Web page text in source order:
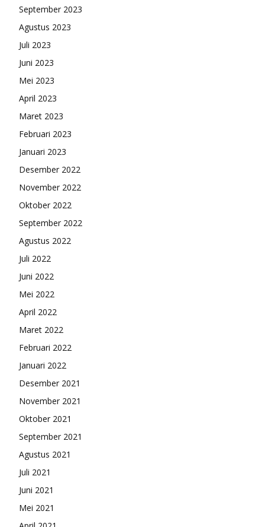
September 2023
Agustus 2023
Juli 2023
Juni 2023
Mei 2023
April 2023
Maret 2023
Februari 2023
Januari 2023
Desember 2022
November 2022
Oktober 2022
September 2022
Agustus 2022
Juli 2022
Juni 2022
Mei 2022
April 2022
Maret 2022
Februari 2022
Januari 2022
Desember 2021
November 2021
Oktober 2021
September 2021
Agustus 2021
Juli 2021
Juni 2021
Mei 2021